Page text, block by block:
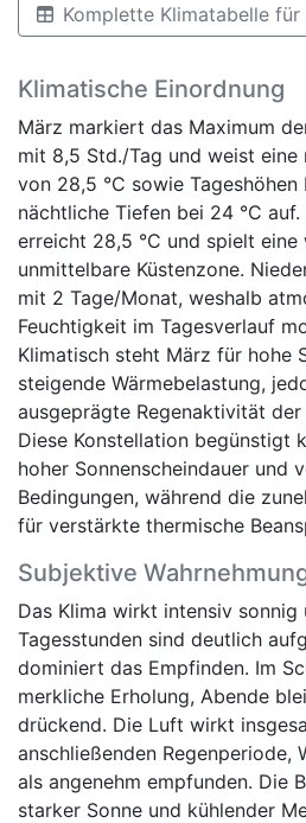
Komplette Klimatabelle für
Klimatische Einordnung
März markiert das Maximum
mit 8,5 Std./Tag und weist
von 28,5 °C sowie Tageshöhen
nächtliche Tiefen bei 24 °C
erreicht 28,5 °C und spielt
unmittelbare Küstenzone.
mit 2 Tage/Monat, weshalb
Feuchtigkeit im Tagesverlauf
Klimatisch steht März für hohe
steigende Wärmebelastung,
ausgeprägte Regenaktivität
Diese Konstellation begünstigt
hoher Sonnenscheindauer und
Bedingungen, während die
für verstärkte thermische
Subjektive
Das Klima wirkt intensiv sonnig
Tagesstunden sind deutlich
dominiert das Empfinden. Im
merkliche Erholung, Abende
drückend. Die Luft wirkt
anschließenden Regenperiode,
als angenehm empfunden. Die
starker Sonne und kühlender